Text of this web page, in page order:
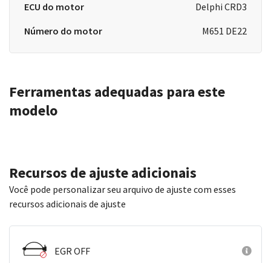
ECU do motor
Delphi CRD3
Número do motor
M651 DE22
Ferramentas adequadas para este
modelo
Recursos de ajuste adicionais
Você pode personalizar seu arquivo de ajuste com esses
recursos adicionais de ajuste
EGR OFF